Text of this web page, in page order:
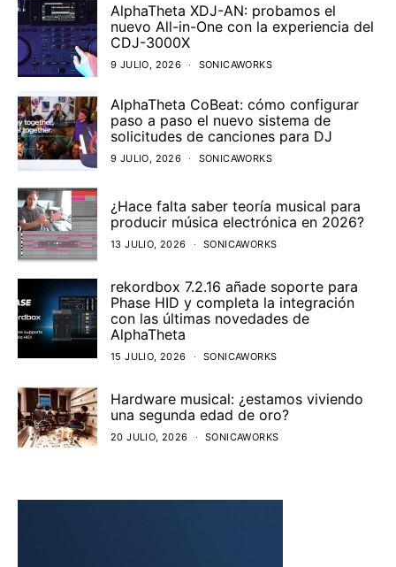
AlphaTheta XDJ-AN: probamos el
nuevo All-in-One con la experiencia del
CDJ-3000X
9 JULIO, 2026 SONICAWORKS
AlphaTheta CoBeat: cómo configurar
paso a paso el nuevo sistema de
solicitudes de canciones para DJ
9 JULIO, 2026 SONICAWORKS
¿Hace falta saber teoría musical para
producir música electrónica en 2026?
13 JULIO, 2026 SONICAWORKS
rekordbox 7.2.16 añade soporte para
Phase HID y completa la integración
con las últimas novedades de
AlphaTheta
15 JULIO, 2026 SONICAWORKS
Hardware musical: ¿estamos viviendo
una segunda edad de oro?
20 JULIO, 2026 SONICAWORKS